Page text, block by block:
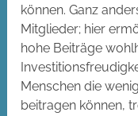
können. Ganz
Mitglieder; hier
hohe Beiträge
Menschen die
beitragen können,